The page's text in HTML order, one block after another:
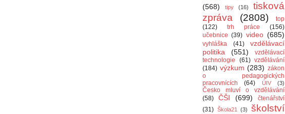
(568)
tipy (16)
tisková
zpráva
(2808)
top
(122)
trh práce
(156)
učebnice (39) video (685)
vyhláška (41)
vzdělávací
politika
(551)
vzdělávací
technologie
(61) vzdělávání
(184) výzkum (283) zákon
o pedagogických
pracovnících
(64) ÚIV (3)
Česko mluví o vzdělávání
(58)
ČŠI (699)
čtenářství
(31) Škola21 (3)
školství